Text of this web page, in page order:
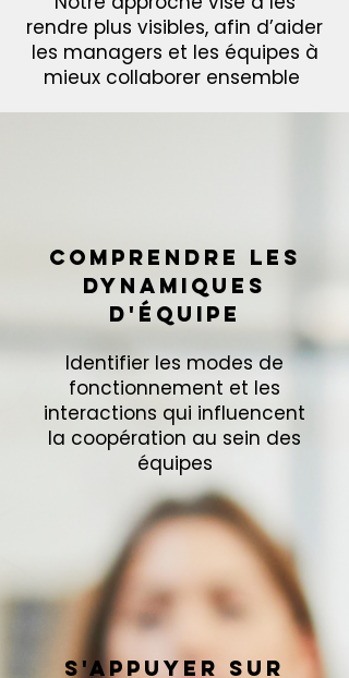
rendre plus visibles, afin d’aider
les managers et les équipes à
mieux collaborer ensemble
comprendre les
dynamiques
d'équipe
Identifier les modes de
fonctionnement et les
interactions qui influencent
la coopération au sein des
équipes
S'appuyer sur